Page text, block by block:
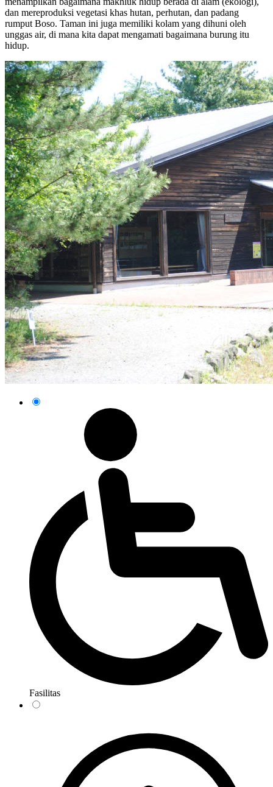
dan mereproduksi vegetasi khas hutan, perhutan, dan padang
rumput Boso. Taman ini juga memiliki kolam yang dihuni oleh
unggas air, di mana kita dapat mengamati bagaimana burung itu
hidup.
Fasilitas